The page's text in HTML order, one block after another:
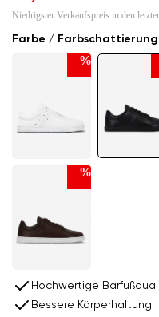
Farbe / Farbschattierung
%
%
Niedrigster Verkaufspreis in den
Hochwertige
Bessere Körperhaltung